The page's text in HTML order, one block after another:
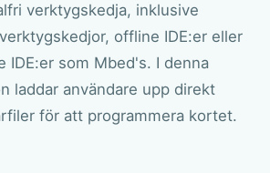
verktygskedja, inklusive
offline IDE:er eller
IDE:er som Mbed's. I denna
laddar användare upp direkt
för att programmera kortet.